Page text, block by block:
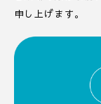
申し上げます。